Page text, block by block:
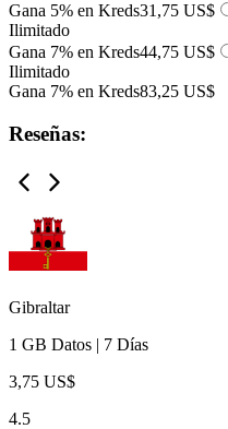
Gana 5% en Kreds31,75 US$
Ilimitado
Gana 7% en Kreds44,75 US$
Ilimitado
Gana 7% en Kreds83,25 US$
Reseñas:
Gibraltar
1 GB Datos | 7 Días
3,75 US$
4.5